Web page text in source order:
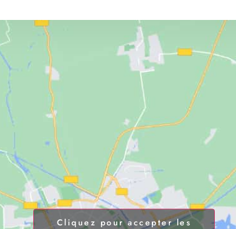
Cliquez pour accepter les